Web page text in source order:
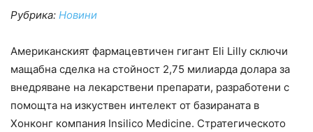
Рубрика: Новини
Американският фармацевтичен гигант Eli Lilly сключи
мащабна сделка на стойност 2,75 милиарда долара за
внедряване на лекарствени препарати, разработени с
помощта на изкуствен интелект от базираната в
Хонконг компания Insilico Medicine. Стратегическото